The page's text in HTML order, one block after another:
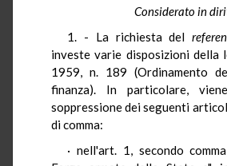
Considerato in
1. - La richiesta del
investe varie disposizioni della
1959, n. 189 (Ordinamento
finanza). In particolare,
soppressione dei seguenti
di comma:
· nell'art. 1, secondo